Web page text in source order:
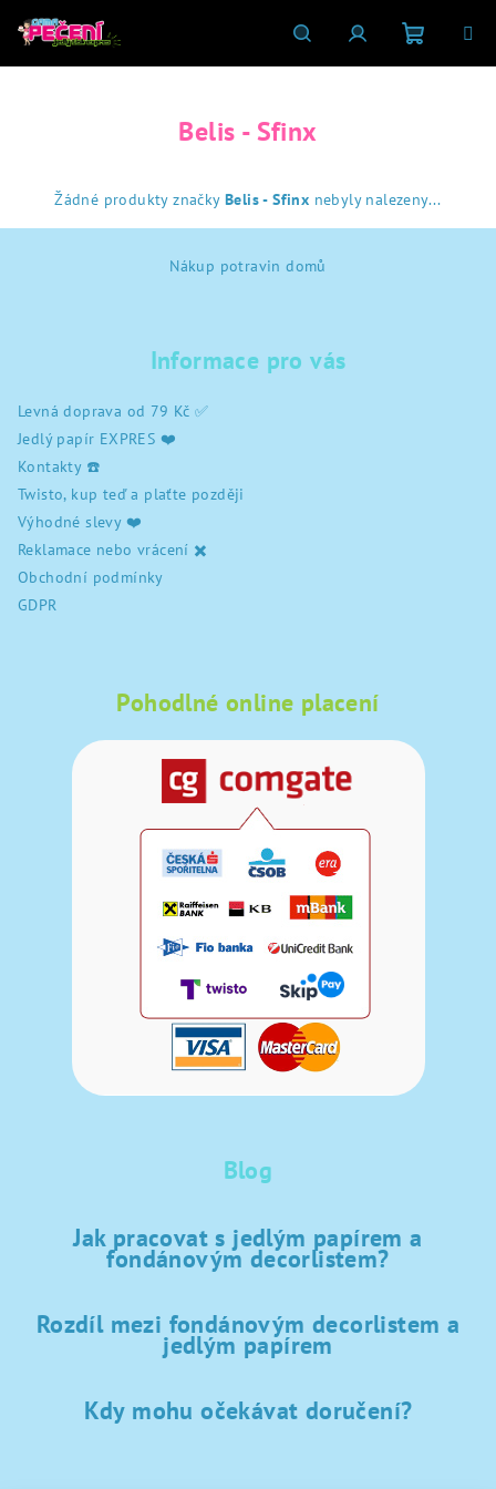
HledatPřihlášeníNákupní
Belis - Sfinx
Žádné produkty značky Belis - Sfinx nebyly nalezeny...
Nákup potravin domů
Informace pro vás
Levná doprava od 79 Kč ✅
Jedlý papír EXPRES ❤️
Kontakty ☎️
Twisto, kup teď a plaťte později
Výhodné slevy ❤️
Reklamace nebo vrácení ✖️
Obchodní podmínky
GDPR
Pohodlné online placení
Blog
Jak pracovat s jedlým papírem a
fondánovým decorlistem?
Rozdíl mezi fondánovým decorlistem a
jedlým papírem
Kdy mohu očekávat doručení?